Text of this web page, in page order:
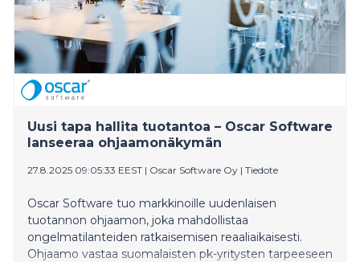
Uusi tapa hallita tuotantoa – Oscar Software
lanseeraa ohjaamonäkymän
27.8.2025 09:05:33 EEST | Oscar Software Oy | Tiedote
Oscar Software tuo markkinoille uudenlaisen
tuotannon ohjaamon, joka mahdollistaa
ongelmatilanteiden ratkaisemisen reaaliaikaisesti.
Ohjaamo vastaa suomalaisten pk-yritysten tarpeeseen